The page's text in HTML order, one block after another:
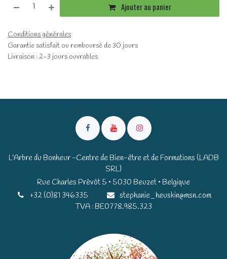
Ajouter au panier
Conditions générales
Garantie satisfait ou remboursé de 30 jours
Livraison : 2-3 jours ouvrables
L'Arbre du Bonheur -Centre de Bien-être et de Formations (LADB
SRL)
Rue Charles Prévôt 5 • 5030 Beuzet • Belgique​​
+32 (0)81 346335
stephanie_heuskin@msn.com
TVA : BE0778.985.323